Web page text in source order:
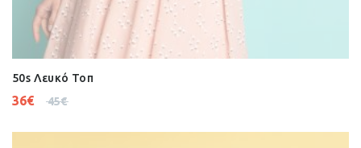
50s Λευκό Τοπ
45€
36€